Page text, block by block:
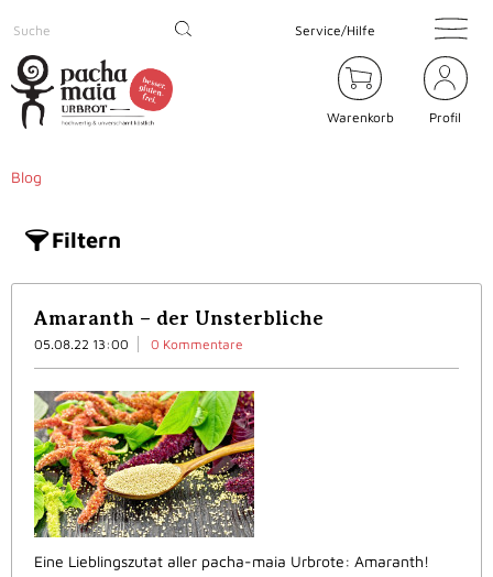
Service/Hilfe
Warenkorb Profil
Blog
Filtern
Amaranth – der Unsterbliche
05.08.22 13:00 0 Kommentare
Eine Lieblingszutat aller pacha-maia Urbrote: Amaranth!